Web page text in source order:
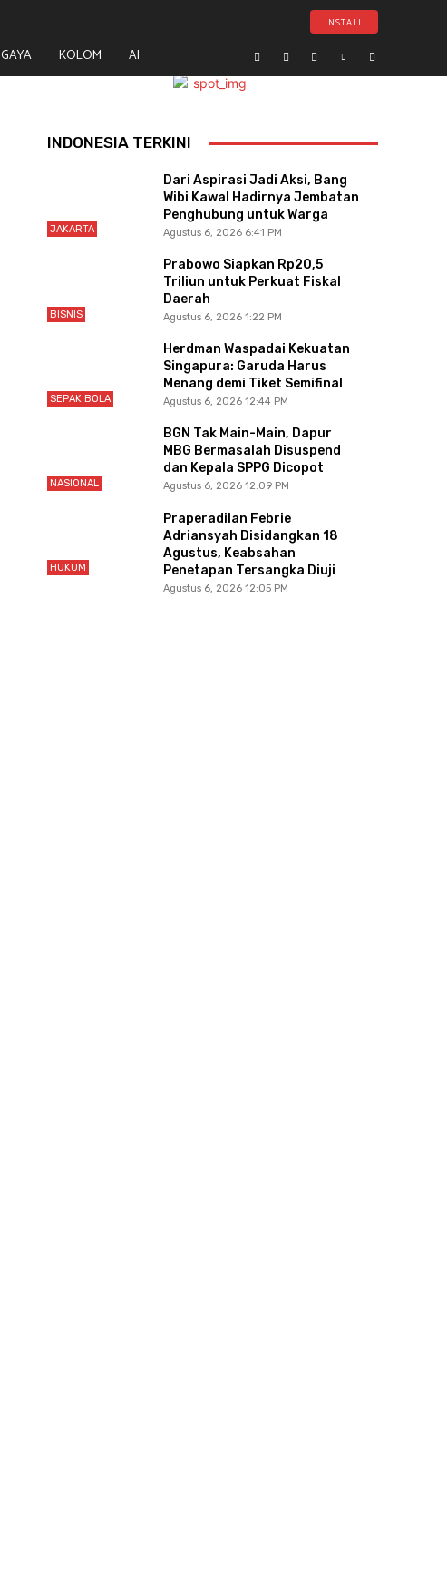
INSTALL
GAYA KOLOM AI
INDONESIA TERKINI
JAKARTA
Dari Aspirasi Jadi Aksi, Bang
Wibi Kawal Hadirnya Jembatan
Penghubung untuk Warga
Agustus 6, 2026 6:41 PM
BISNIS
Prabowo Siapkan Rp20,5
Triliun untuk Perkuat Fiskal
Daerah
Agustus 6, 2026 1:22 PM
SEPAK BOLA
Herdman Waspadai Kekuatan
Singapura: Garuda Harus
Menang demi Tiket Semifinal
Agustus 6, 2026 12:44 PM
NASIONAL
BGN Tak Main-Main, Dapur
MBG Bermasalah Disuspend
dan Kepala SPPG Dicopot
Agustus 6, 2026 12:09 PM
HUKUM
Praperadilan Febrie
Adriansyah Disidangkan 18
Agustus, Keabsahan
Penetapan Tersangka Diuji
Agustus 6, 2026 12:05 PM